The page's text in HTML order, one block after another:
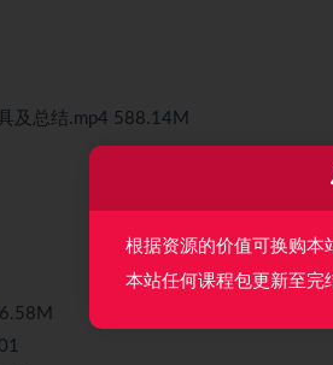
及总结.mp4 588.14M
根据资源的价值可换购本
本站任何课程包更新至完